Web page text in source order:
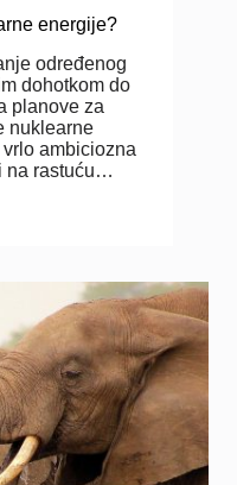
energije?
određenog
dohotkom do
planove za
nuklearne
ambiciozna
na rastuću…